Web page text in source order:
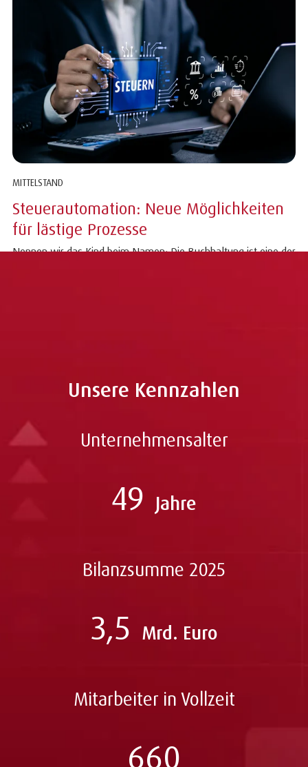
MITTELSTAND
Steuerautomation: Neue Möglichkeiten
für lästige Prozesse
Nennen wir das Kind beim Namen: Die Buchhaltung ist eine der
Unsere Kennzahlen
Unternehmensalter
49 Jahre
Bilanzsumme 2025
3,5 Mrd. Euro
Mitarbeiter in Vollzeit
660